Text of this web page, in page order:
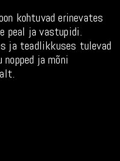
kohtuvad erinevates
peal ja vastupidi.
ja teadlikkuses tulevad
ja mõni